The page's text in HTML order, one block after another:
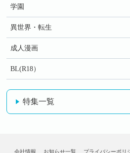
学園
異世界・転生
成人漫画
BL(R18）
特集一覧
会社情報 お知らせ一覧 プライバシーポリ